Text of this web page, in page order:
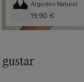
Algodón Natural
19,90 €
gustar